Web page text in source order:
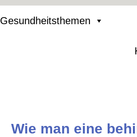
Gesundheitsthemen
Wie man eine